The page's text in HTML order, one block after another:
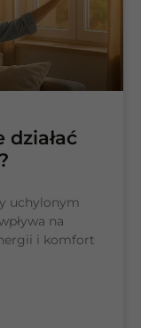
działać
uchylonym
na
i komfort